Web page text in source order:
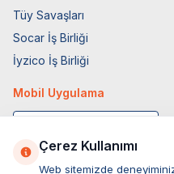
Tüy Savaşları
Socar İş Birliği
İyzico İş Birliği
Mobil Uygulama
Çerez Kullanımı
Web sitemizde